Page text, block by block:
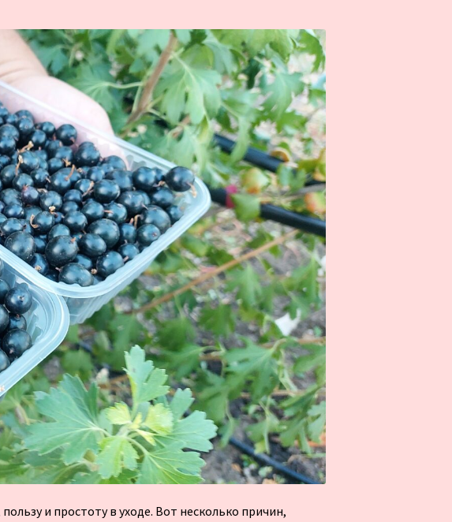
и простоту в уходе. Вот несколько причин,